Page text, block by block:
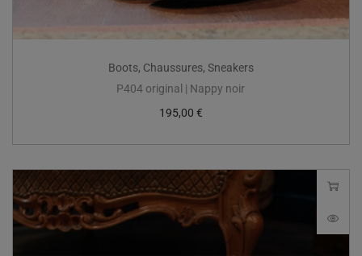
Boots, Chaussures, Sneakers
P404 original | Nappy noir
195,00 €